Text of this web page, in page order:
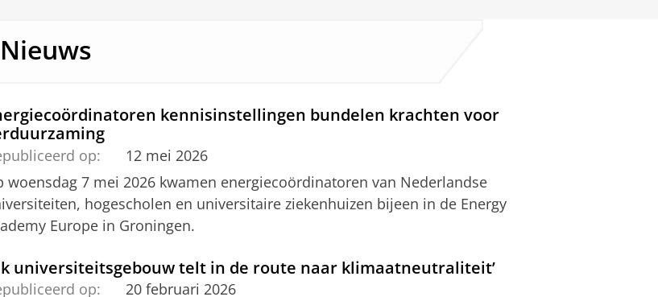
Nieuws
kennisinstellingen bundelen krachten voor
op:
12 mei 2026
woensdag 7 mei 2026 kwamen energiecoördinatoren van Nederlandse
hogescholen en universitaire ziekenhuizen bijeen in de Energy
Europe in Groningen.
universiteitsgebouw telt in de route naar klimaatneutraliteit’
op:
20 februari 2026